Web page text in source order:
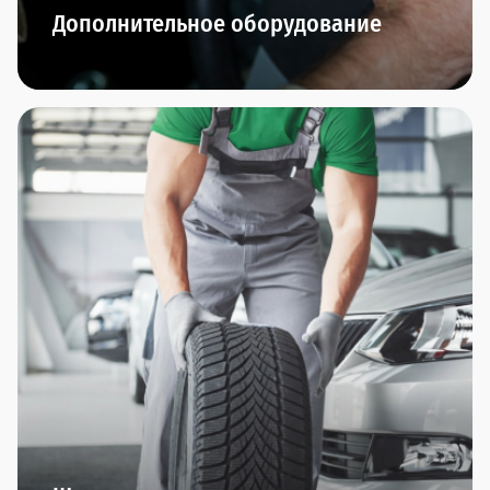
Дополнительное оборудование
В автосалонах сети Прагматика вы найдете
дополнительное оборудование по всем
направлениям: охранные комплексы, защита
автомобиля, интерьер, комфорт, резина/диски,
тюнинг, экстерьер.
Оригинальные производители и гарантия
качества - это мы обещаем.